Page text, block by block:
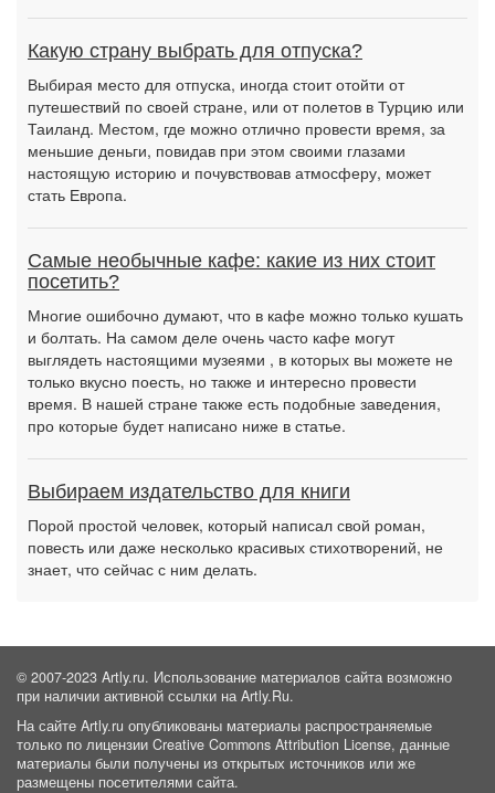
Какую страну выбрать для отпуска?
Выбирая место для отпуска, иногда стоит отойти от
путешествий по своей стране, или от полетов в Турцию или
Таиланд. Местом, где можно отлично провести время, за
меньшие деньги, повидав при этом своими глазами
настоящую историю и почувствовав атмосферу, может
стать Европа.
Самые необычные кафе: какие из них стоит
посетить?
Многие ошибочно думают, что в кафе можно только кушать
и болтать. На самом деле очень часто кафе могут
выглядеть настоящими музеями , в которых вы можете не
только вкусно поесть, но также и интересно провести
время. В нашей стране также есть подобные заведения,
про которые будет написано ниже в статье.
Выбираем издательство для книги
Порой простой человек, который написал свой роман,
повесть или даже несколько красивых стихотворений, не
знает, что сейчас с ним делать.
© 2007-2023 Artly.ru. Использование материалов сайта возможно
при наличии активной ссылки на Artly.Ru.
На сайте Artly.ru опубликованы материалы распространяемые
только по лицензии Creative Commons Attribution License, данные
материалы были получены из открытых источников или же
размещены посетителями сайта.